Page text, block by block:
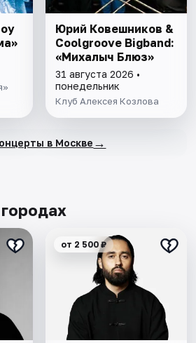
Юрий Ковешников &
Coolgroove Bigband:
«Михалыч Блюз»
31 августа 2026 •
понедельник
Клуб Алексея Козлова
в Москве →
от 2 500 ₽